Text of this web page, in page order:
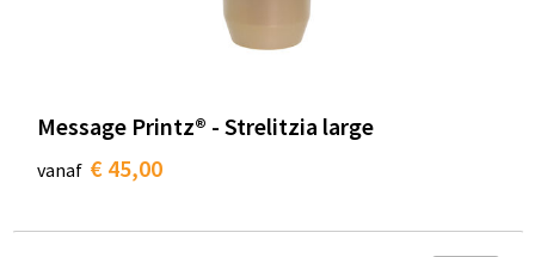
Message Printz® - Strelitzia large
vanaf € 45,00